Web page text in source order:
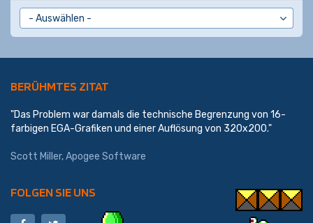
BERÜHMTES ZITAT
"Das Problem war damals die technische Begrenzung von 16-
farbigen EGA-Grafiken und einer Auflösung von 320x200."
Scott Miller,Apogee Software
FOLGEN SIE UNS